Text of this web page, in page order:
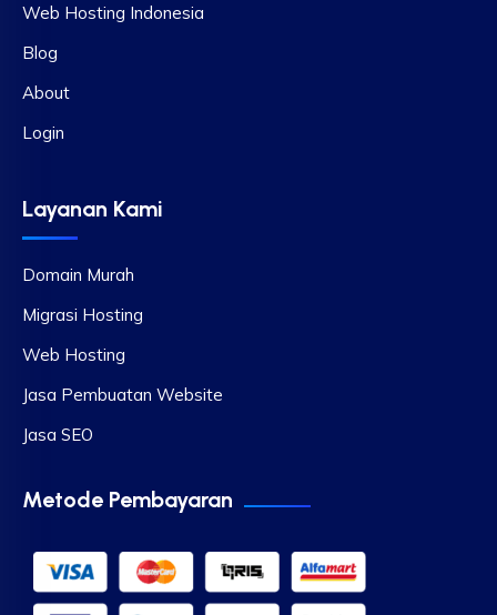
Web Hosting Indonesia
Blog
About
Login
Layanan Kami
Domain Murah
Migrasi Hosting
Web Hosting
Jasa Pembuatan Website
Jasa SEO
Metode Pembayaran